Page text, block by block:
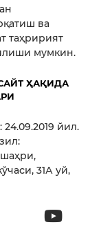
ва
таҳририят
мумкин.
ҲАҚИДА
йил.
31А уй,